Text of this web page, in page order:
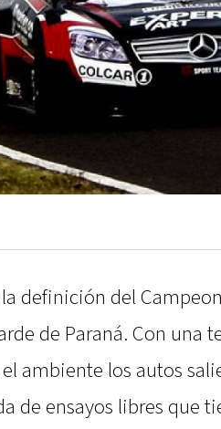
definición del
de Paraná. Con una
ambiente los autos
de ensayos libres que